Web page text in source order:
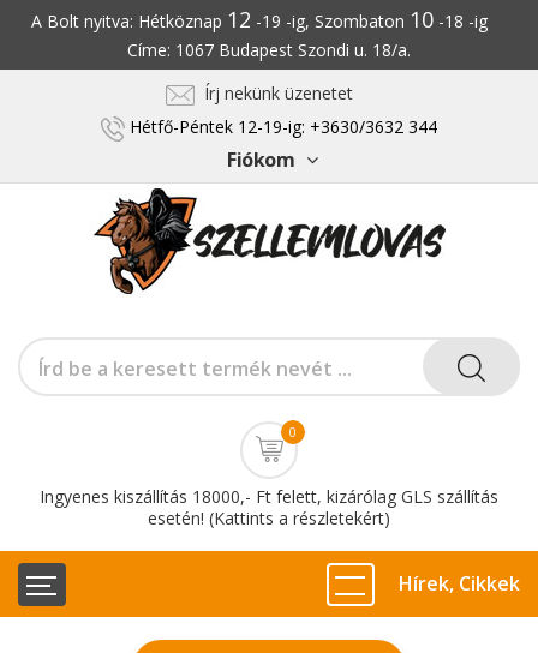
A Bolt nyitva: Hétköznap 12 -19 -ig, Szombaton 10 -18 -ig
Címe: 1067 Budapest Szondi u. 18/a.
Írj nekünk üzenetet
Hétfő-Péntek 12-19-ig: +3630/3632 344
Fiókom
0
Ingyenes kiszállítás 18000,- Ft felett, kizárólag GLS szállítás
esetén! (Kattints a részletekért)
Hírek, Cikkek